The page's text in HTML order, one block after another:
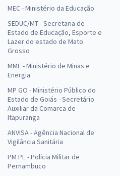
MEC - Ministério da Educação
SEDUC/MT - Secretaria de
Estado de Educação, Esporte e
Lazer do estado de Mato
Grosso
MME - Ministério de Minas e
Energia
MP GO - Ministério Público do
Estado de Goiás - Secretário
Auxiliar da Comarca de
Itapuranga
ANVISA - Agência Nacional de
Vigilância Sanitária
PM PE - Polícia Militar de
Pernambuco